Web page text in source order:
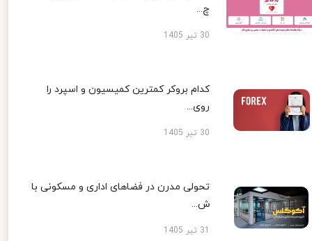
چ...
30 تیر 1405
کدام بروکر کمترین کمیسیون و اسپرد را
روی...
30 تیر 1405
تحولی مدرن در فضاهای اداری و مسکونی با
ش...